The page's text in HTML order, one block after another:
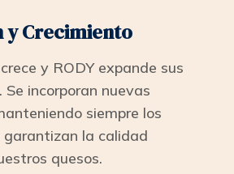
y Crecimiento
y RODY expande sus
Se incorporan nuevas
siempre los
la calidad
quesos.